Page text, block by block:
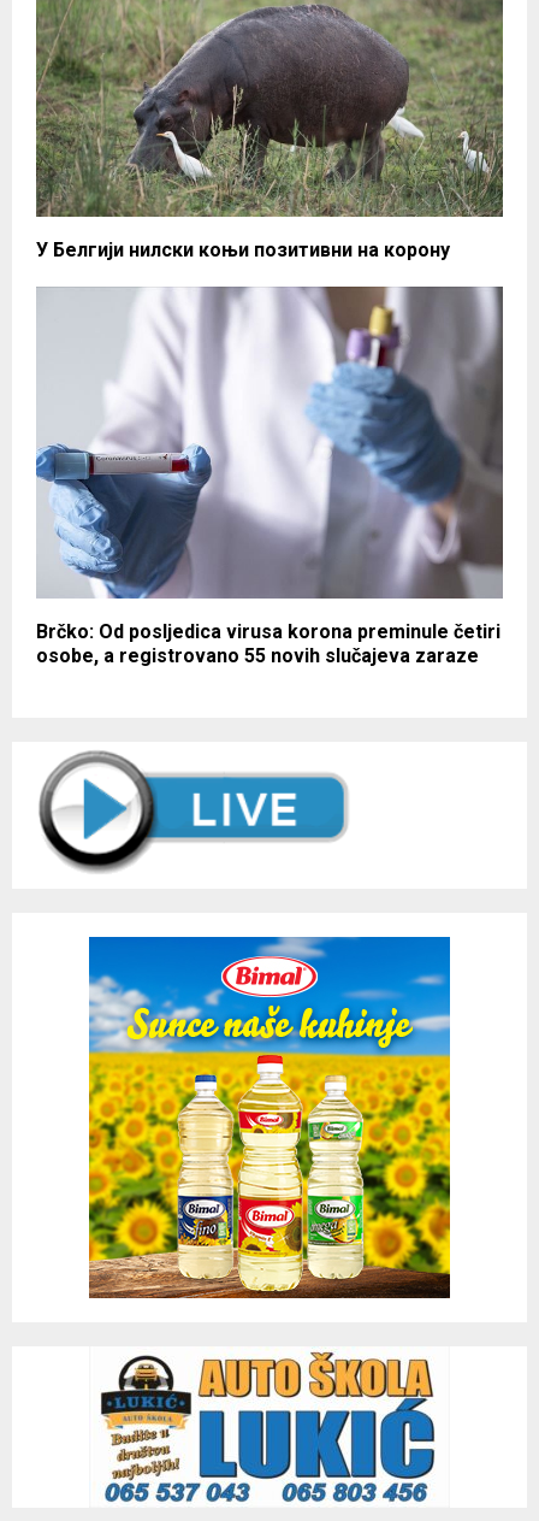
У Белгији нилски коњи позитивни на корону
Brčko: Od posljedica virusa korona preminule četiri
osobe, a registrovano 55 novih slučajeva zaraze